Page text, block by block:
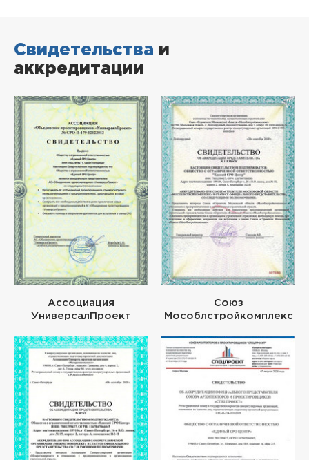
Свидетельства и
аккредитации
Ассоциация
УниверсалПроект
Союз
Мособлстройкомплекс